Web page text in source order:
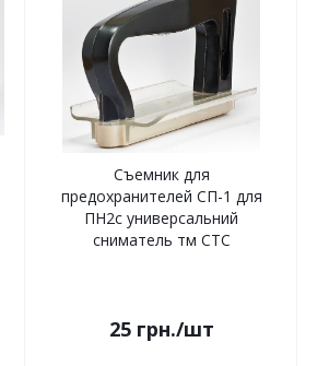
Съемник для
предохранителей СП-1 для
ПН2с универсальний
сниматель тм СТС
25грн./шт